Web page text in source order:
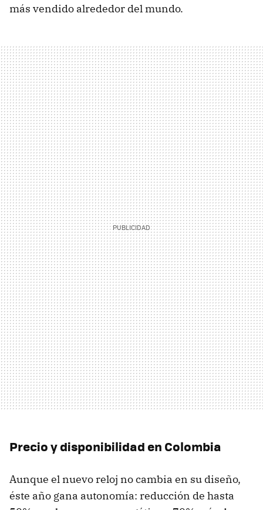
más vendido alrededor del mundo.
Precio y disponibilidad en Colombia
Aunque el nuevo reloj no cambia en su diseño,
éste año gana autonomía: reducción de hasta